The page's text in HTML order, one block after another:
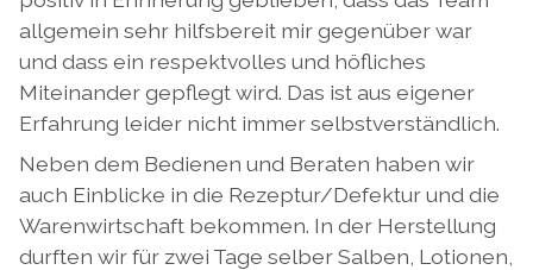
allgemein sehr hilfsbereit mir gegenüber war
und dass ein respektvolles und höfliches
Miteinander gepflegt wird. Das ist aus eigener
Erfahrung leider nicht immer selbstverständlich.
Neben dem Bedienen und Beraten haben wir
auch Einblicke in die Rezeptur/Defektur und die
Warenwirtschaft bekommen. In der Herstellung
durften wir für zwei Tage selber Salben, Lotionen,